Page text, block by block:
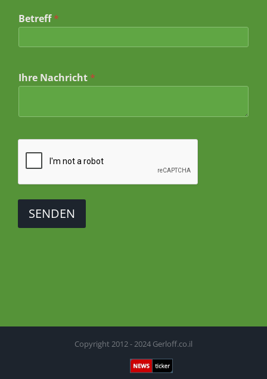
Betreff*
Ihre Nachricht *
SENDEN
Copyright 2012 - 2024 Gerloff.co.il
Facebook
YouTube
Newsticker